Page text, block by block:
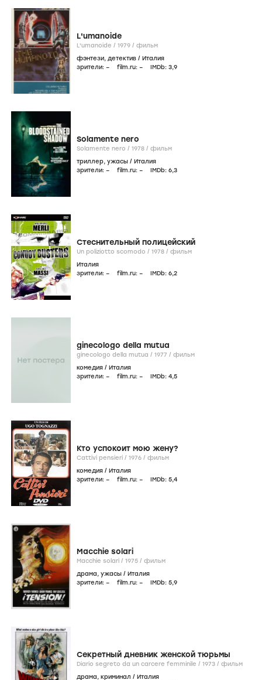
L'umanoide
L'umanoide / 1979 / фильм
фэнтези, детектив / Италия
зрители: – film.ru: – IMDb: 3,9
Solamente nero
Solamente nero / 1978 / фильм
триллер, ужасы / Италия
зрители: – film.ru: – IMDb: 6,3
Стеснительный полицейский
Un poliziotto scomodo / 1978 / фильм
Италия
зрители: – film.ru: – IMDb: 6,2
ginecologo della mutua
ginecologo della mutua / 1977 / фильм
комедия / Италия
зрители: – film.ru: – IMDb: 4,5
Кто успокоит мою жену?
Cattivi pensieri / 1976 / фильм
комедия / Италия
зрители: – film.ru: – IMDb: 5,4
Macchie solari
Macchie solari / 1975 / фильм
драма, ужасы / Италия
зрители: – film.ru: – IMDb: 5,9
Секретный дневник женской тюрьмы
Diario segreto da un carcere femminile / 1973 / фильм
драма, криминал / Италия